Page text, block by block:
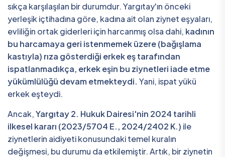
sıkça karşılaşılan bir durumdur. Yargıtay'ın önceki
yerleşik içtihadına göre, kadına ait olan ziynet eşyaları,
evliliğin ortak giderleri için harcanmış olsa dahi, kadının
bu harcamaya geri istenmemek üzere (bağışlama
kastıyla) rıza gösterdiği erkek eş tarafından
ispatlanmadıkça, erkek eşin bu ziynetleri iade etme
yükümlülüğü devam etmekteydi. Yani, ispat yükü
erkek eşteydi.
Ancak,Yargıtay 2. Hukuk Dairesi'nin 2024 tarihli
ilkesel kararı (2023/5704 E., 2024/2402 K.) ile
ziynetlerin aidiyeti konusundaki temel kuralın
değişmesi, bu durumu da etkilemiştir. Artık, bir ziynetin